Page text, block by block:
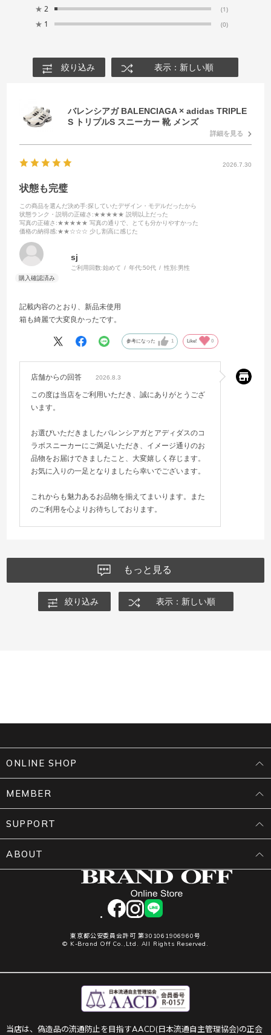
★ 2 (1)
★ 1 (0)
絞り込み 表示：新しい順
バレンシアガ BALENCIAGA × adidas TRIPLE
S トリプルS スニーカー 靴 メンズ
詳細を見る
2026.7.30
状態も完璧
この商品を選んだ決め手:探していたデザイン・モデルだったから
状態ランク・説明の正確さ :★★★★★ 説明以上だった
写真の正確さ :★★★★★ 写真の通りで、とても分かりやすかった
価格の納得感:★★☆☆☆ 少し割高に感じた
sj
ご利用回数:始めて 年代:50代 性別:男性
記載内容のとおり、新品未使用
箱も綺麗で大変良かったです。
参考になった 1 Like! 0
店舗からの回答 2026.8.3
この度は当店をご利用いただき、誠にありがとうござ
います。
お選びいただきましたバレンシアガとアディダスのコ
ラボスニーカーにご満足いただき、イメージ通りのお
品物をお届けできましたこと、大変嬉しく存じます。
お気に入りの一足となりましたら幸いでございます。
これからも魅力あるお品物を揃えてまいります。また
のご利用を心よりお待ちしております。
もっと見る
絞り込み 表示：新しい順
facebookinstagram
LINE
東京都公安委員会許可 第301061906960号
© K-Brand Off Co.,Ltd. All Rights Reserved.
ONLINE SHOP
MEMBER
SUPPORT
ABOUT
当店は、偽造品の流通防止を目指すAACD(日本流通自主管理協会)の正会